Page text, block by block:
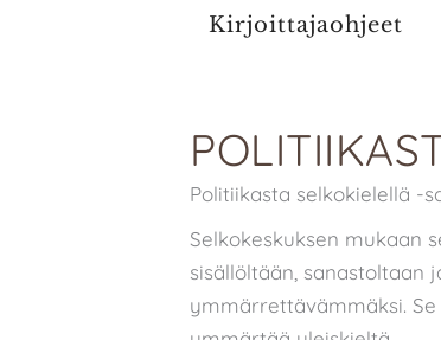
Kirjoittajaohjeet
Politiikasta selkokielellä -
Selkokeskuksen mukaan
sisällöltään, sanastoltaan
ymmärrettävämmäksi.